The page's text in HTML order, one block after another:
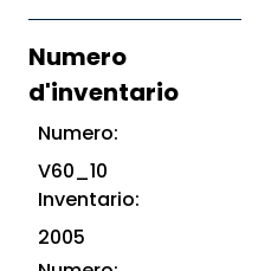
Numero
d'inventario
Numero:
V60_10
Inventario:
2005